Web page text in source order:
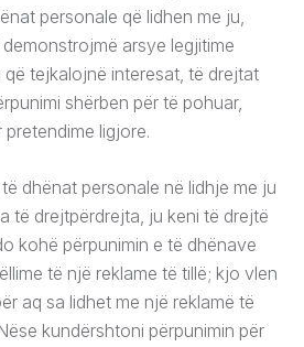
personale që lidhen me ju,
arsye legjitime
që tejkalojnë interesat, të drejtat
shërben për të pohuar,
ligjore.
dhënat personale në lidhje me ju
të drejtpërdrejta, ju keni të drejtë
kohë përpunimin e të dhënave
të një reklame të tillë; kjo vlen
aq sa lidhet me një reklamë të
kundërshtoni përpunimin për